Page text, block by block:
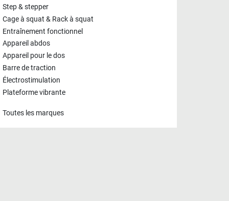
Step & stepper
Cage à squat & Rack à squat
Entraînement fonctionnel
Appareil abdos
Appareil pour le dos
Barre de traction
Électrostimulation
Plateforme vibrante
Toutes les marques